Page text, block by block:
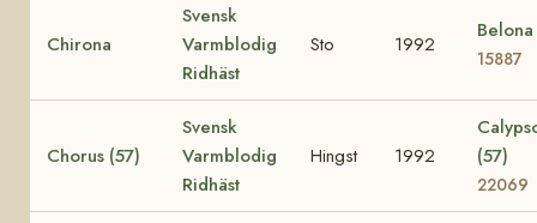
Chirona
Svensk
Varmblodig
Ridhäst
Sto 1992
Belona
15887
Chorus (57)
Svensk
Varmblodig
Ridhäst
Hingst 1992
(57)
22069